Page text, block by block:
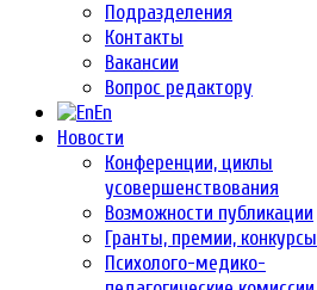
Подразделения
Контакты
Вакансии
Вопрос редактору
En
Новости
Конференции, циклы
усовершенствования
Возможности публикации
Гранты, премии, конкурсы
Психолого-медико-